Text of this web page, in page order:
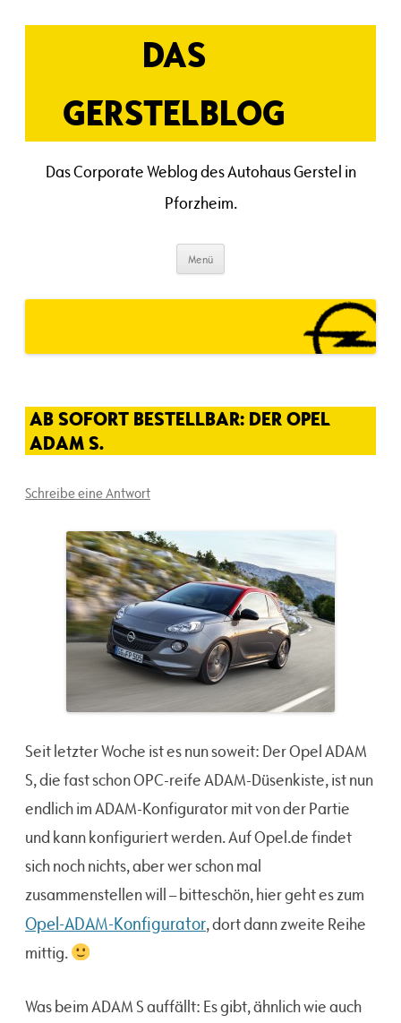
Inhalt
DAS
GERSTELBLOG
Das Corporate Weblog des Autohaus Gerstel in
Pforzheim.
Menü
AB SOFORT BESTELLBAR: DER OPEL
ADAM S.
Schreibe eine Antwort
Seit letzter Woche ist es nun soweit: Der Opel ADAM
S, die fast schon OPC-reife ADAM-Düsenkiste, ist nun
endlich im ADAM-Konfigurator mit von der Partie
und kann konfiguriert werden. Auf Opel.de findet
sich noch nichts, aber wer schon mal
zusammenstellen will – bitteschön, hier geht es zum
Opel-ADAM-Konfigurator, dort dann zweite Reihe
mittig.
Was beim ADAM S auffällt: Es gibt, ähnlich wie auch